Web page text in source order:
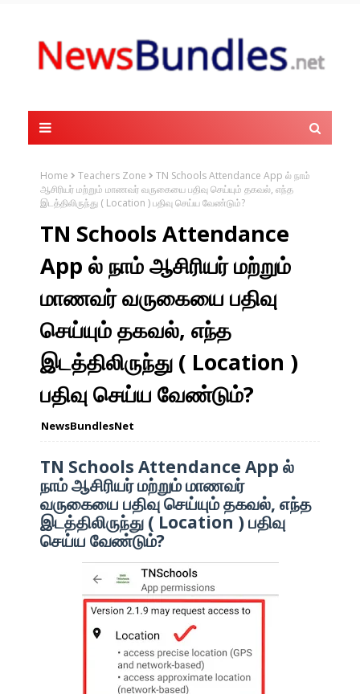
Home Teachers Zone
TN Schools Attendance App ல் நாம்
ஆசிரியர் மற்றும் மாணவர் வருகையை பதிவு செய்யும் தகவல், எந்த
இடத்திலிருந்து ( Location ) பதிவு செய்ய வேண்டும்?
TN Schools Attendance
App ல் நாம் ஆசிரியர் மற்றும்
மாணவர் வருகையை பதிவு
செய்யும் தகவல், எந்த
இடத்திலிருந்து ( Location )
பதிவு செய்ய வேண்டும்?
NewsBundlesNet
TN Schools Attendance App ல்
நாம் ஆசிரியர் மற்றும் மாணவர்
வருகையை பதிவு செய்யும் தகவல், எந்த
இடத்திலிருந்து ( Location ) பதிவு
செய்ய வேண்டும்?